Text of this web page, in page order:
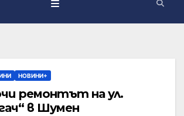
НОВИНИ+
ремонтът на ул.
в Шумен